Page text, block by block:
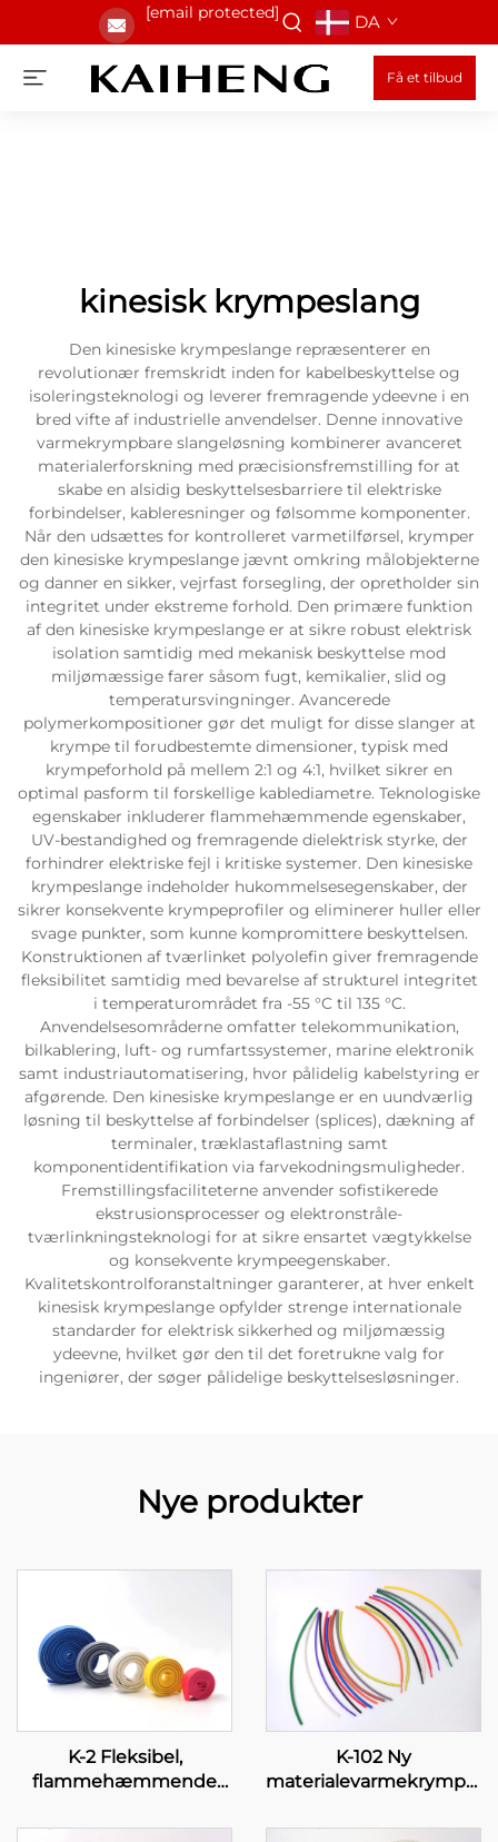
[email protected] DA
Få et tilbud
kinesisk krympeslang
Den kinesiske krympeslange repræsenterer en
revolutionær fremskridt inden for kabelbeskyttelse og
isoleringsteknologi og leverer fremragende ydeevne i en
bred vifte af industrielle anvendelser. Denne innovative
varmekrympbare slangeløsning kombinerer avanceret
materialerforskning med præcisionsfremstilling for at
skabe en alsidig beskyttelsesbarriere til elektriske
forbindelser, kableresninger og følsomme komponenter.
Når den udsættes for kontrolleret varmetilførsel, krymper
den kinesiske krympeslange jævnt omkring målobjekterne
og danner en sikker, vejrfast forsegling, der opretholder sin
integritet under ekstreme forhold. Den primære funktion
af den kinesiske krympeslange er at sikre robust elektrisk
isolation samtidig med mekanisk beskyttelse mod
miljømæssige farer såsom fugt, kemikalier, slid og
temperatursvingninger. Avancerede
polymerkompositioner gør det muligt for disse slanger at
krympe til forudbestemte dimensioner, typisk med
krympeforhold på mellem 2:1 og 4:1, hvilket sikrer en
optimal pasform til forskellige kablediametre. Teknologiske
egenskaber inkluderer flammehæmmende egenskaber,
UV-bestandighed og fremragende dielektrisk styrke, der
forhindrer elektriske fejl i kritiske systemer. Den kinesiske
krympeslange indeholder hukommelsesegenskaber, der
sikrer konsekvente krympeprofiler og eliminerer huller eller
svage punkter, som kunne kompromittere beskyttelsen.
Konstruktionen af tværlinket polyolefin giver fremragende
fleksibilitet samtidig med bevarelse af strukturel integritet
i temperaturområdet fra -55 °C til 135 °C.
Anvendelsesområderne omfatter telekommunikation,
bilkablering, luft- og rumfartssystemer, marine elektronik
samt industriautomatisering, hvor pålidelig kabelstyring er
afgørende. Den kinesiske krympeslange er en uundværlig
løsning til beskyttelse af forbindelser (splices), dækning af
terminaler, træklastaflastning samt
komponentidentifikation via farvekodningsmuligheder.
Fremstillingsfaciliteterne anvender sofistikerede
ekstrusionsprocesser og elektronstråle-
tværlinkningsteknologi for at sikre ensartet vægtykkelse
og konsekvente krympeegenskaber.
Kvalitetskontrolforanstaltninger garanterer, at hver enkelt
kinesisk krympeslange opfylder strenge internationale
standarder for elektrisk sikkerhed og miljømæssig
ydeevne, hvilket gør den til det foretrukne valg for
ingeniører, der søger pålidelige beskyttelsesløsninger.
Nye produkter
K-2 Fleksibel,
flammehæmmende
K-102 Ny
materialevarmekrympbar
isoleringsbeskyttelse, 1–